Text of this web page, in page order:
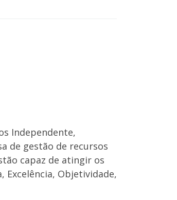
Independente,
de gestão de recursos
capaz de atingir os
Objetividade,